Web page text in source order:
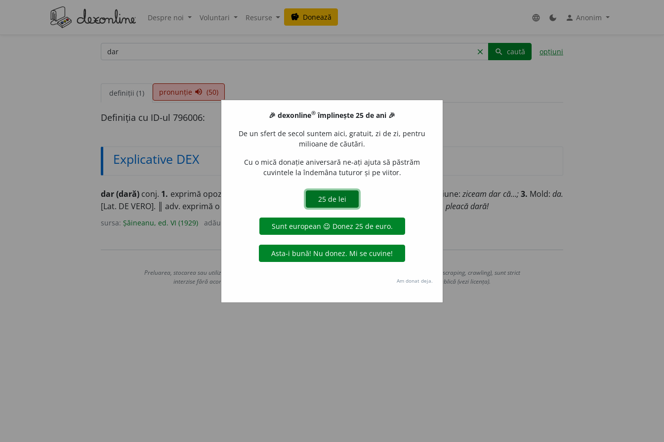
Despre noi Voluntari Resurse savings Donează language dark_mode person Anonim
clear search caută opțiuni
definiții (1) pronunție volume_up (50)
Definiția cu ID-ul 796006:
Explicative DEX
dar (dară) conj. 1. exprimă opozițiune, restricțiune, excepțiune:aș vrea, dar nu pot; tranzițiune:ziceam dar că...;3. Mold:da.
[Lat. DE VERO]. ║ adv. exprimă o consecință sau concluziune (în interiorul unei propozițiuni): pleacă dară!
sursa: Șăineanu, ed. VI (1929) adăugată de acțiuni
Copyright © 2004-2026 dexonline (https://dexonline.ro)
Preluarea, stocarea sau utilizarea datelor de pe acest site, inclusiv prin orice metode de extragere automată (web scraping, crawling), sunt strict
interzise fără acordul nostru prealabil scris, cu excepția seturilor de date oferite oficial spre utilizare publică (vezi licența).
🎉 dexonline® împlinește 25 de ani 🎉
De un sfert de secol suntem aici, gratuit, zi de zi, pentru
milioane de căutări.
Cu o mică donație aniversară ne-ați ajuta să păstrăm
cuvintele la îndemâna tuturor și pe viitor.
Am donat deja.